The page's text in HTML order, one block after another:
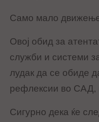
Само мало движење
Овој обид за
служби и системи
лудак да се обиде
рефлексии во САД,
Сигурно дека ќе